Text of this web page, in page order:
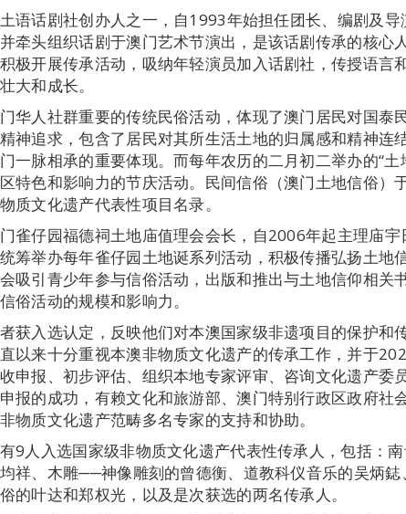
语话剧社创办人之一，自1993年始担任团长、编剧及导
牵头组织话剧于澳门艺术节演出，是该话剧传承的核心
极开展传承活动，吸纳年轻演员加入话剧社，传授语言
大和成长。
华人社群重要的传统民俗活动，体现了澳门居民对国泰
神追求，包含了居民对其所生活土地的归属感和精神连
一脉相承的重要体现。而每年农历的二月初二举办的“土
特色和影响力的节庆活动。民间信俗（澳门土地信俗）
质文化遗产代表性项目名录。
雀仔园福德祠土地庙值理会会长，自2006年起主理庙宇
筹举办每年雀仔园土地诞系列活动，积极传播弘扬土地
吸引青少年参与信俗活动，出版和推出与土地信仰相关
俗活动的规模和影响力。
获入选认定，反映他们对本澳国家级非遗项目的保护和
以来十分重视本澳非物质文化遗产的传承工作，并于
申报、初步评估、组织本地专家评审、咨询文化遗产委
报的成功，有赖文化和旅游部、澳门特别行政区政府社
物质文化遗产范畴多名专家的支持和协助。
9人入选国家级非物质文化遗产代表性传承人，包括：
均祥、木雕──神像雕刻的曾德衡、道教科仪音乐的吴炳
的叶达和郑权光，以及是次获选的两名传承人。